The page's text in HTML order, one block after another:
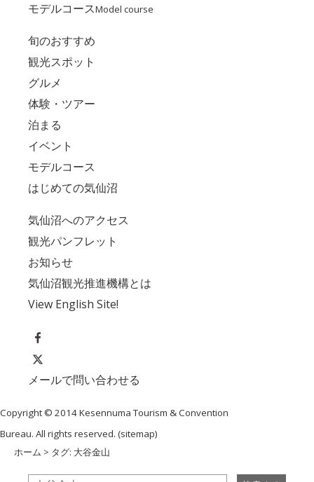
モデルコースModel course
旬のおすすめ
観光スポット
グルメ
体験・ツアー
泊まる
イベント
モデルコース
はじめての気仙沼
気仙沼へのアクセス
観光パンフレット
お知らせ
気仙沼観光推進機構とは
View English Site!
メールで問い合わせる
Copyright © 2014 Kesennuma Tourism & Convention
Bureau. All rights reserved. (sitemap)
ホーム > タグ: 大谷金山